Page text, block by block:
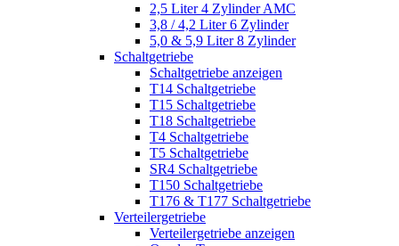
2,5 Liter 4 Zylinder AMC
3,8 / 4,2 Liter 6 Zylinder
5,0 & 5,9 Liter 8 Zylinder
Schaltgetriebe
Schaltgetriebe anzeigen
T14 Schaltgetriebe
T15 Schaltgetriebe
T18 Schaltgetriebe
T4 Schaltgetriebe
T5 Schaltgetriebe
SR4 Schaltgetriebe
T150 Schaltgetriebe
T176 & T177 Schaltgetriebe
Verteilergetriebe
Verteilergetriebe anzeigen